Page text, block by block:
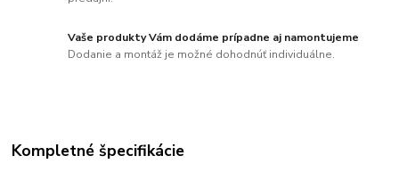
Vaše produkty Vám dodáme prípadne aj namontujeme
Dodanie a montáž je možné dohodnúť individuálne.
Kompletné špecifikácie